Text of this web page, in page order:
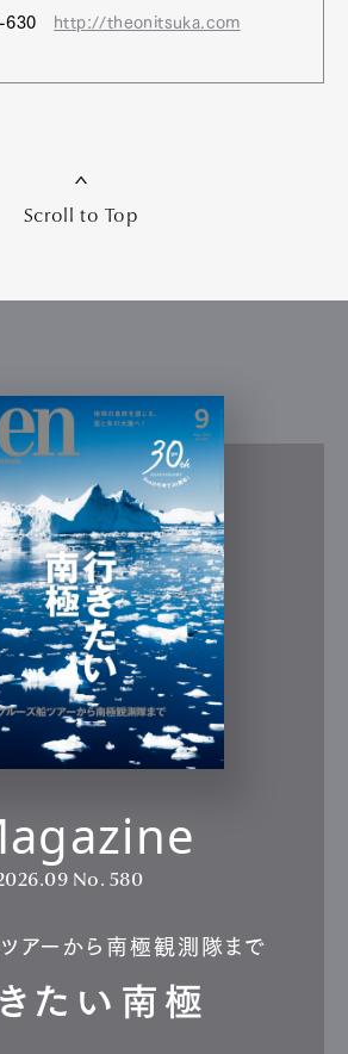
630
http://theonitsuka.com
Scroll to Top
No. 580
アーから南極観測隊まで
たい南極